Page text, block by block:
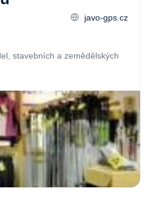
javo-gps.cz
stavebních a zemědělských